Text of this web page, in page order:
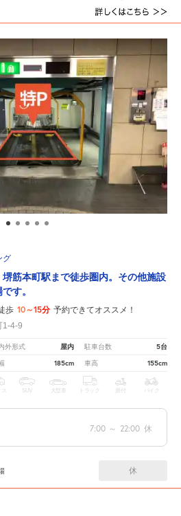
グ
堺筋本町駅まで徒歩圏内。その他施設
す。
歩 10～15分 予約できてオススメ！
1-4-9
外形式 屋内 駐車台数 5台
185cm 車高 155cm
ス SUV 大型車 トラック 原付 バイク
7:00 ～ 22:00 休
休